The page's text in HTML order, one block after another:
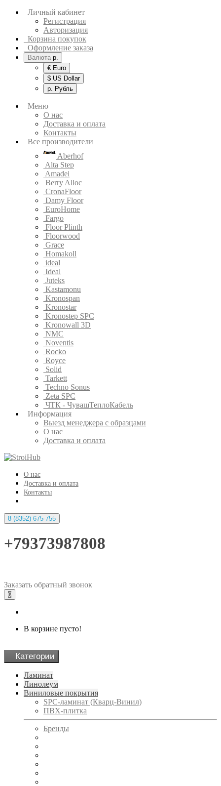
Личный кабинет
Регистрация
Авторизация
Корзина покупок
Оформление заказа
Валюта р.
€ Euro
$ US Dollar
р. Рубль
Меню
О нас
Доставка и оплата
Контакты
Все производители
Aberhof
Alta Step
Amadei
Berry Alloc
CronaFloor
Damy Floor
EuroHome
Fargo
Floor Plinth
Floorwood
Grace
Homakoll
ideal
Ideal
Juteks
Kastamonu
Kronospan
Kronostar
Kronostep SPC
Kronowall 3D
NMC
Noventis
Rocko
Royce
Solid
Tarkett
Techno Sonus
Zeta SPC
ЧТК - ЧувашТеплоКабель
Информация
Выезд менеджера с образцами
О нас
Доставка и оплата
О нас
Доставка и оплата
Контакты
8 (8352) 675-755
+79373987808
Заказать обратный звонок
0
В корзине пусто!
Категории
Ламинат
Линолеум
Виниловые покрытия
SPC-ламинат (Кварц-Винил)
ПВХ-плитка
Бренды